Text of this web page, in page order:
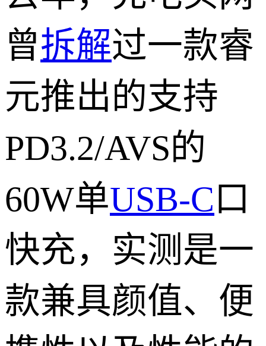
曾拆解过一款睿
元推出的支持
PD3.2/AVS的
60W单USB-C 口
快充，实测是一
款兼具颜值、便